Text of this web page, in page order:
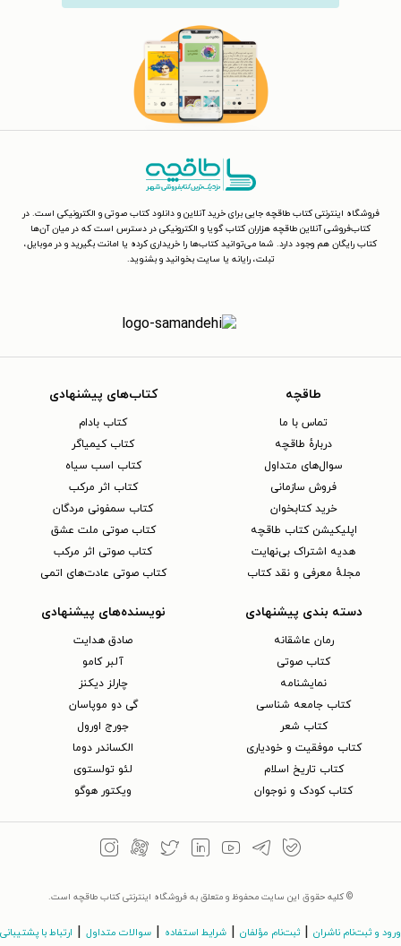
فروشگاه اینترنتی کتاب طاقچه جایی برای خرید آنلاین و دانلود کتاب صوتی و الکترونیکی است. در
کتاب‌فروشی آنلاین طاقچه هزاران کتاب گویا و الکترونیکی در دسترس است که در میان آن‌ها
کتاب رایگان هم وجود دارد. شما می‌توانید کتاب‌ها را خریداری کرده یا امانت بگیرید و در موبایل،
تبلت، رایانه یا سایت بخوانید و بشنوید.
طاقچه
تماس با ما
دربارهٔ طاقچه
سوال‌های متداول
فروش سازمانی
خرید کتابخوان
اپلیکیشن کتاب طاقچه
هدیه اشتراک بی‌نهایت
مجلهٔ معرفی و نقد کتاب
کتاب‌های پیشنهادی
کتاب بادام
کتاب کیمیاگر
کتاب اسب سیاه
کتاب اثر مرکب
کتاب سمفونی مردگان
کتاب صوتی ملت عشق
کتاب صوتی اثر مرکب
کتاب صوتی عادت‌های اتمی
دسته بندی پیشنهادی
رمان عاشقانه
کتاب‌ صوتی
نمایشنامه
کتاب جامعه شناسی
کتاب شعر
کتاب موفقیت و خودیاری
کتاب تاریخ اسلام
کتاب کودک و نوجوان
نویسنده‌های پیشنهادی
صادق هدایت
آلبر کامو
چارلز دیکنز
گی دو موپاسان
جورج اورول
الکساندر دوما
لئو تولستوی
ویکتور هوگو
© کلیه حقوق این سایت محفوظ و متعلق به فروشگاه اینترنتی کتاب طاقچه است.
ورود و ثبت‌نام ناشران | ثبت‌نام مؤلفان | شرایط استفاده | سوالات متداول | ارتباط با پشتیبانی